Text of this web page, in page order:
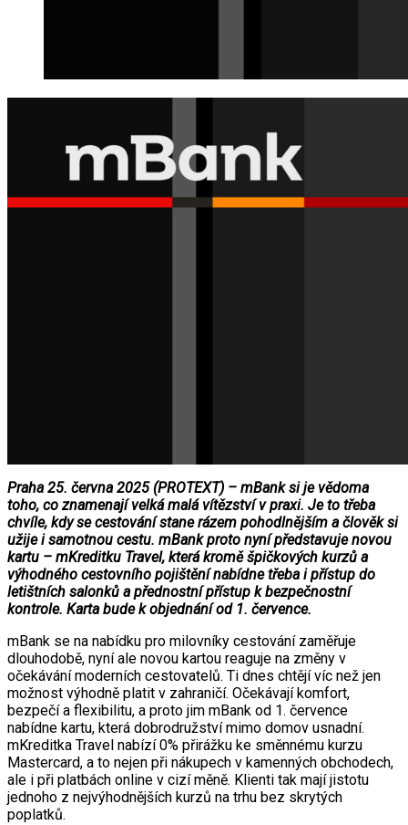
Praha 25. června 2025 (PROTEXT) – mBank si je vědoma
toho, co znamenají velká malá vítězství v praxi. Je to třeba
chvíle, kdy se cestování stane rázem pohodlnějším a člověk si
užije i samotnou cestu. mBank proto nyní představuje novou
kartu – mKreditku Travel, která kromě špičkových kurzů a
výhodného cestovního pojištění nabídne třeba i přístup do
letištních salonků a přednostní přístup k bezpečnostní
kontrole. Karta bude k objednání od 1. července.
mBank se na nabídku pro milovníky cestování zaměřuje
dlouhodobě, nyní ale novou kartou reaguje na změny v
očekávání moderních cestovatelů. Ti dnes chtějí víc než jen
možnost výhodně platit v zahraničí. Očekávají komfort,
bezpečí a flexibilitu, a proto jim mBank od 1. července
nabídne kartu, která dobrodružství mimo domov usnadní.
mKreditka Travel nabízí 0% přirážku ke směnnému kurzu
Mastercard, a to nejen při nákupech v kamenných obchodech,
ale i při platbách online v cizí měně. Klienti tak mají jistotu
jednoho z nejvýhodnějších kurzů na trhu bez skrytých
poplatků.